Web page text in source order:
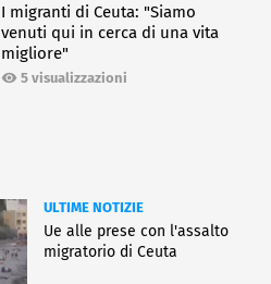
I migranti di Ceuta: "Siamo
venuti qui in cerca di una vita
migliore"
5 visualizzazioni
ULTIME NOTIZIE
Ue alle prese con l'assalto
migratorio di Ceuta